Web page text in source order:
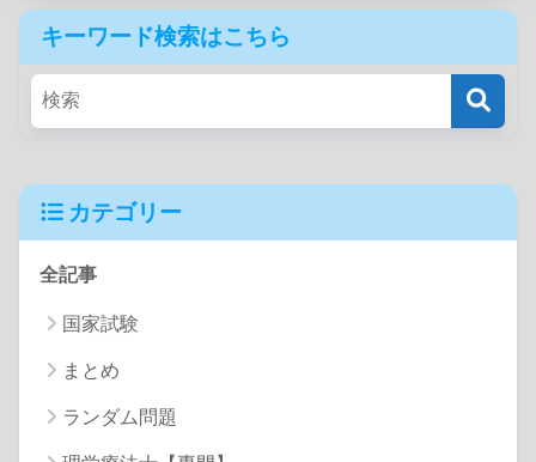
キーワード検索はこちら
カテゴリー
全記事
国家試験
まとめ
ランダム問題